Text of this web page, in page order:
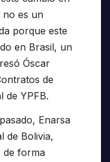
no es un
porque este
en Brasil, un
Óscar
de
de YPFB.
Enarsa
de Bolivia,
de forma